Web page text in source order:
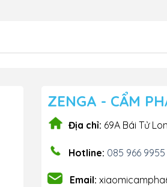
ZENGA - CẨM
Địa chỉ: 69A Bái Tử
Hotline: 085 966 9955
Email: